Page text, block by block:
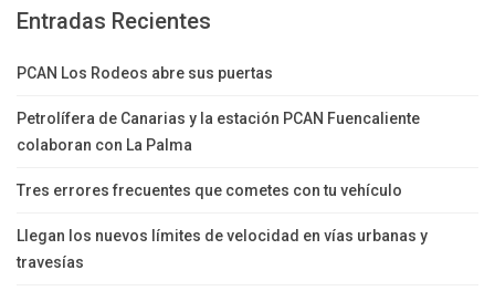
Entradas Recientes
PCAN Los Rodeos abre sus puertas
Petrolífera de Canarias y la estación PCAN Fuencaliente
colaboran con La Palma
Tres errores frecuentes que cometes con tu vehículo
Llegan los nuevos límites de velocidad en vías urbanas y
travesías